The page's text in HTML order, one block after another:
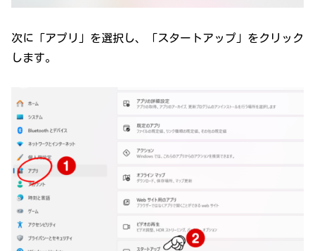
次に「アプリ」を選択し、「スタートアップ」をクリック
します。